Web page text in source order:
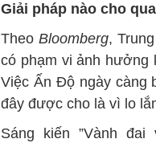
Giải pháp nào cho
Theo Bloomberg,
có phạm vi ảnh hưởng
Việc Ấn Độ ngày càng
đây được cho là vì lo
Sáng kiến ”Vành